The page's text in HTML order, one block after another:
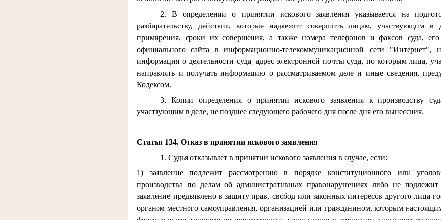
2. В определении о принятии искового заявления указывается на
разбирательству, действия, которые надлежит совершить лицам, участвующим
примирения, сроки их совершения, а также номера телефонов и факсов суда, его
официального сайта в информационно-телекоммуникационной сети "Интернет",
информация о деятельности суда, адрес электронной почты суда, по которым лица,
направлять и получать информацию о рассматриваемом деле и иные сведения,
Кодексом.
3. Копии определения о принятии искового заявления к производству
участвующим в деле, не позднее следующего рабочего дня после дня его вынесения.
Статья 134. Отказ в принятии искового заявления
1. Судья отказывает в принятии искового заявления в случае, если:
1) заявление подлежит рассмотрению в порядке конституционного или
производства по делам об административных правонарушениях либо не
заявление предъявлено в защиту прав, свобод или законных интересов другого лица
органом местного самоуправления, организацией или гражданином, которым